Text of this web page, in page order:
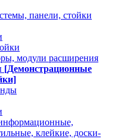
панели, стойки
модули расширения
[Демонстрационные
клейкие, доски-